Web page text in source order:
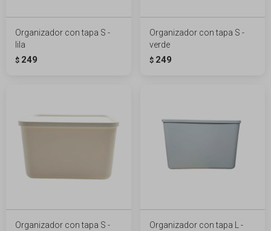
Organizador con tapa S -
lila
$ 249
Organizador con tapa S -
verde
$ 249
Organizador con tapa S -
Organizador con tapa L -